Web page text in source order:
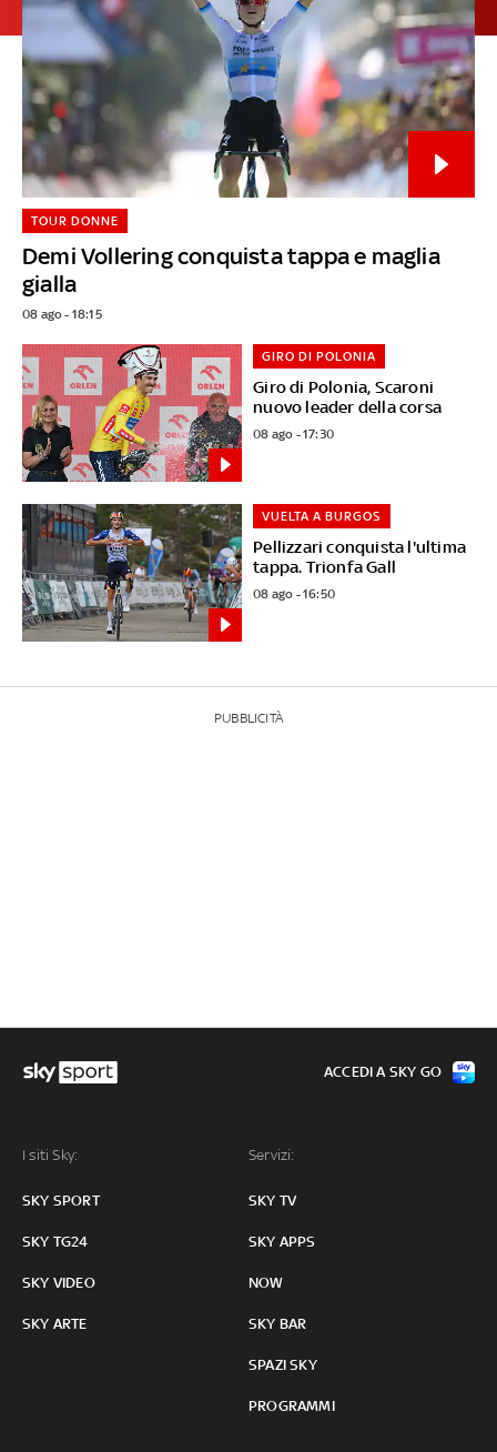
Demi Vollering conquista tappa e maglia
gialla
TOUR DONNE
08 ago - 18:15
Giro di Polonia, Scaroni
nuovo leader della corsa
GIRO DI POLONIA
08 ago - 17:30
Pellizzari conquista l'ultima
tappa. Trionfa Gall
VUELTA A BURGOS
08 ago - 16:50
PUBBLICITÀ
I siti Sky:
SKY SPORT
SKY TG24
SKY VIDEO
SKY ARTE
Servizi:
SKY TV
SKY APPS
NOW
SKY BAR
SPAZI SKY
PROGRAMMI
ACCEDI A SKY GO